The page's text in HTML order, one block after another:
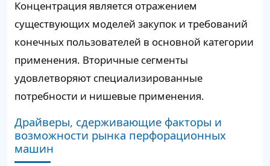
Концентрация является отражением
существующих моделей закупок и требований
конечных пользователей в основной категории
применения. Вторичные сегменты
удовлетворяют специализированные
потребности и нишевые применения.
Драйверы, сдерживающие факторы и
возможности рынка перфорационных
машин